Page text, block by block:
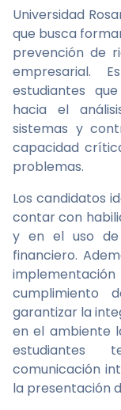
Universidad
que busca
prevención de
empresarial.
estudiantes
hacia el
sistemas y
capacidad
problemas.
Los candidatos
contar con
y en el uso de
financiero.
cumplimiento
garantizar la
en el ambiente
estudiantes
comunicación
la presentación